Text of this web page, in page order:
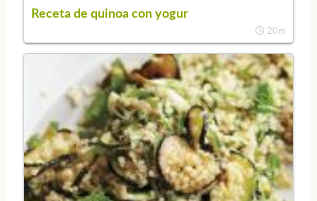
Receta de quinoa con yogur
20m